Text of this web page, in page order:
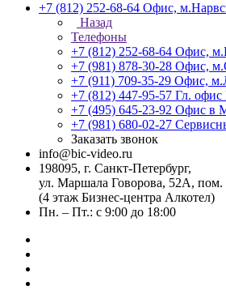
+7 (812) 252-68-64 Офис,
Назад
Телефоны
+7 (812) 252-68-64 Офис,
+7 (981) 878-30-28 Офис,
+7 (911) 709-35-29 Офис,
+7 (812) 447-95-57 Гл. офис
+7 (495) 645-23-92 Офис в
+7 (981) 680-02-27
Заказать звонок
info@bic-video.ru
198095, г. Санкт-Петербург,
ул. Маршала Говорова, 52А, пом.
(4 этаж Бизнес-центра Алкотел)
Пн. – Пт.: с 9:00 до 18:00